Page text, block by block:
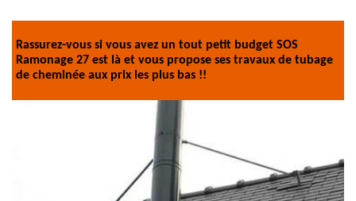
Rassurez-vous si vous avez un tout petit budget SOS
Ramonage 27 est là et vous propose ses travaux de tubage
de cheminée aux prix les plus bas !!